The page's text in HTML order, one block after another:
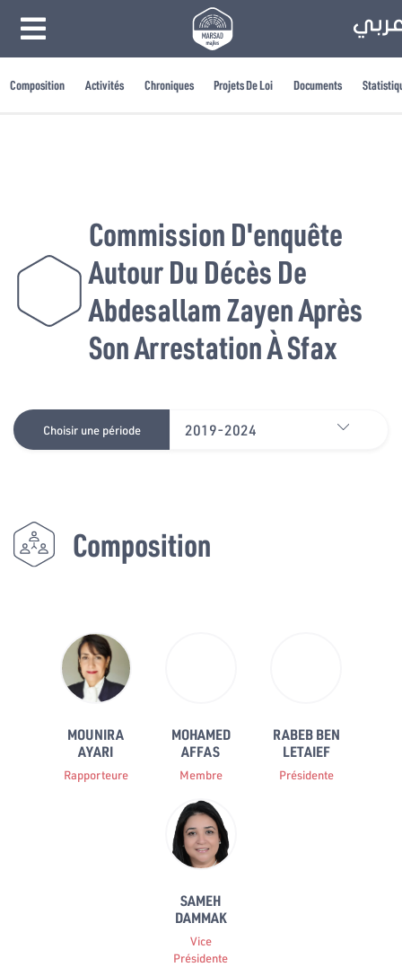
Composition Activités Chroniques Projets De Loi Documents
Commission D'enquête
Autour Du Décès De
Abdesallam Zayen Après
Son Arrestation À Sfax
Choisir une période 2019-2024
Composition
MOUNIRA
AYARI
Rapporteure
MOHAMED
AFFAS
Membre
RABEB BEN
LETAIEF
Présidente
SAMEH
DAMMAK
Vice
Présidente